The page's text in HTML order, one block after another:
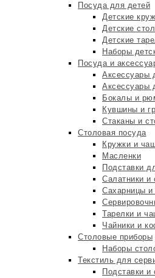
Посуда для детей
Детские
Детские
Детские
Наборы
Посуда и
Аксессуары
Аксессуары
Бокалы и
Кувшины и
Стаканы и
Столовая посуда
Кружки и
Масленки
Подставки
Салатники и
Сахарницы и
Тарелки и
Чайники и
Столовые приборы
Наборы
Текстиль для
Подставки